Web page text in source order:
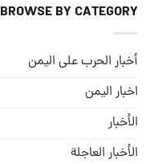
BROWSE BY CATEGORY
أخبار الحرب على اليمن
اخبار اليمن
الأخبار
الأخبار العاجلة